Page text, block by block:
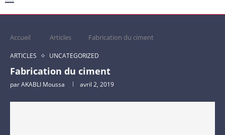
Accueil Articles Fabrication du ciment
ARTICLES UNCATEGORIZED
Fabrication du ciment
parAKABLI Moussa avril 2, 2019